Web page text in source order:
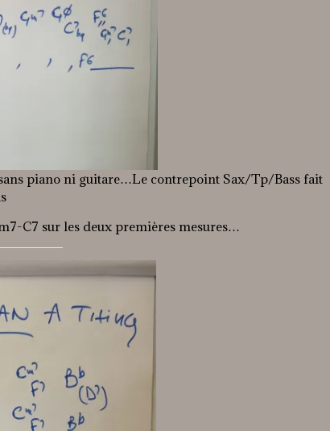
piano ni guitare…Le contrepoint Sax/Tp/Bass fait
C7 sur les deux premières mesures…